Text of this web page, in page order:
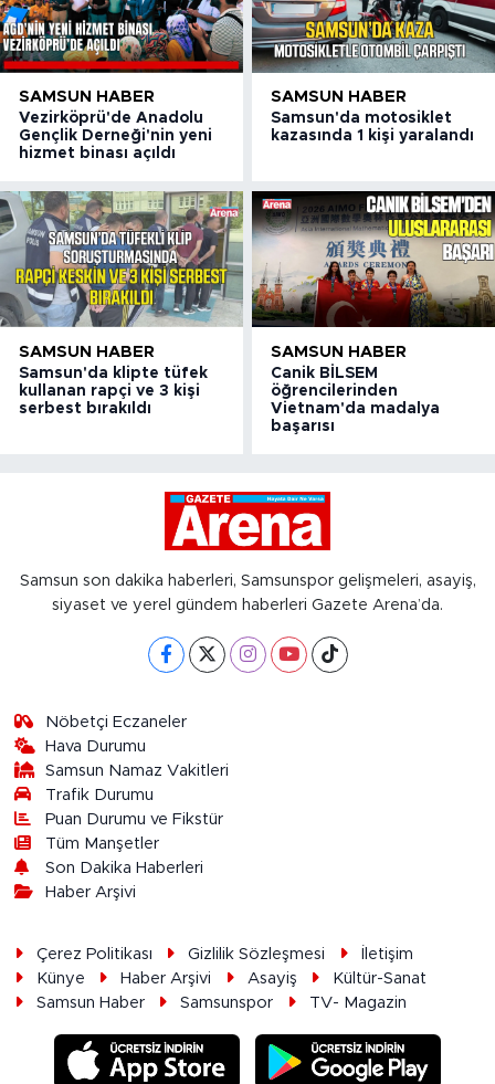
SAMSUN HABER
Vezirköprü'de Anadolu
Gençlik Derneği'nin yeni
hizmet binası açıldı
SAMSUN HABER
Samsun'da motosiklet
kazasında 1 kişi yaralandı
SAMSUN HABER
Samsun'da klipte tüfek
kullanan rapçi ve 3 kişi
serbest bırakıldı
SAMSUN HABER
Canik BİLSEM
öğrencilerinden
Vietnam'da madalya
başarısı
Samsun son dakika haberleri, Samsunspor gelişmeleri, asayiş,
siyaset ve yerel gündem haberleri Gazete Arena’da.
Nöbetçi Eczaneler
Hava Durumu
Samsun Namaz Vakitleri
Trafik Durumu
Puan Durumu ve Fikstür
Tüm Manşetler
Son Dakika Haberleri
Haber Arşivi
Çerez Politikası Gizlilik Sözleşmesi
İletişim
Künye
Haber Arşivi Asayiş
Kültür-Sanat
Samsun Haber
Samsunspor TV- Magazin